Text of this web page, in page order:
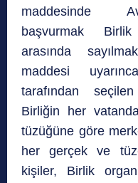
maddesinde
başvurmak Birlik
arasında
maddesi
tarafından
Birliğin her
tüzüğüne göre
her gerçek ve
kişiler, Birlik